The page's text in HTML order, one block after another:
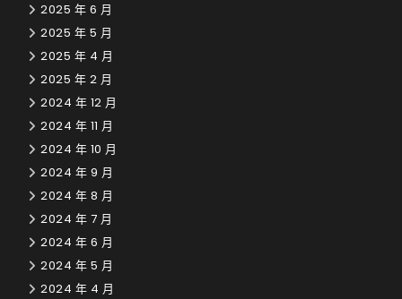
2025 年 6 月
2025 年 5 月
2025 年 4 月
2025 年 2 月
2024 年 12 月
2024 年 11 月
2024 年 10 月
2024 年 9 月
2024 年 8 月
2024 年 7 月
2024 年 6 月
2024 年 5 月
2024 年 4 月